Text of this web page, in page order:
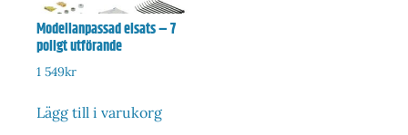
Modellanpassad elsats – 7
poligt utförande
1 549kr
Lägg till i varukorg